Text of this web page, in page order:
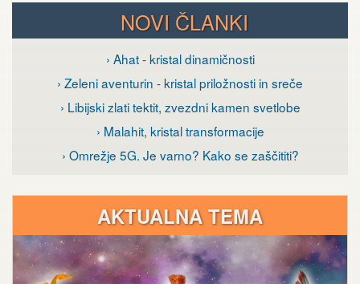
NOVI ČLANKI
› Ahat - kristal dinamičnosti
› Zeleni aventurin - kristal priložnosti in sreče
› Libijski zlati tektit, zvezdni kamen svetlobe
› Malahit, kristal transformacije
› Omrežje 5G. Je varno? Kako se zaščititi?
AKTUALNA TEMA